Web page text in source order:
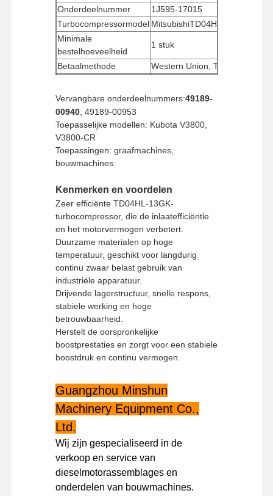
Thuis Producten VR -show
Onderdeelnummer
1J595-17015
Turbocompressormodel MitsubishiTD04HL-13GK
Minimale
bestelhoeveelheid
1 stuk
Betaalmethode
Western Union, T/T
Vervangbare onderdeelnummers:49189-
00940, 49189-00953
Toepasselijke modellen: Kubota V3800,
V3800-CR
Toepassingen: graafmachines,
bouwmachines
Kenmerken en voordelen
Zeer efficiënte TD04HL-13GK-
turbocompressor, die de inlaatefficiëntie
en het motorvermogen verbetert.
Duurzame materialen op hoge
temperatuur, geschikt voor langdurig
continu zwaar belast gebruik van
industriële apparatuur.
Drijvende lagerstructuur, snelle respons,
stabiele werking en hoge
betrouwbaarheid.
Herstelt de oorspronkelijke
boostprestaties en zorgt voor een stabiele
boostdruk en continu vermogen.
Guangzhou Minshun
Machinery Equipment Co.,
Ltd.
Wij zijn gespecialiseerd in de
verkoop en service van
dieselmotorassemblages en
onderdelen van bouwmachines.